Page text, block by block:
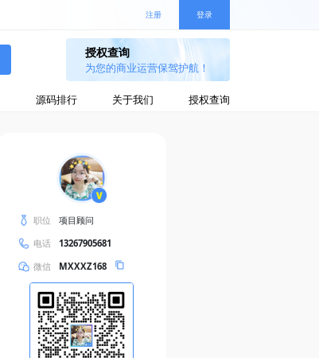
注册 登录
源码排行 关于我们 授权查询
职位
项目顾问
电话
13267905681
微信
MXXXZ168